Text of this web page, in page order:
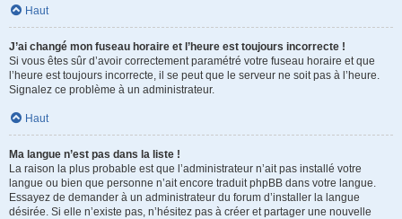
Haut
J’ai changé mon fuseau horaire et l’heure est toujours incorrecte !
Si vous êtes sûr d’avoir correctement paramétré votre fuseau horaire et que
l’heure est toujours incorrecte, il se peut que le serveur ne soit pas à l’heure.
Signalez ce problème à un administrateur.
Haut
Ma langue n’est pas dans la liste !
La raison la plus probable est que l’administrateur n’ait pas installé votre
langue ou bien que personne n’ait encore traduit phpBB dans votre langue.
Essayez de demander à un administrateur du forum d’installer la langue
désirée. Si elle n’existe pas, n’hésitez pas à créer et partager une nouvelle